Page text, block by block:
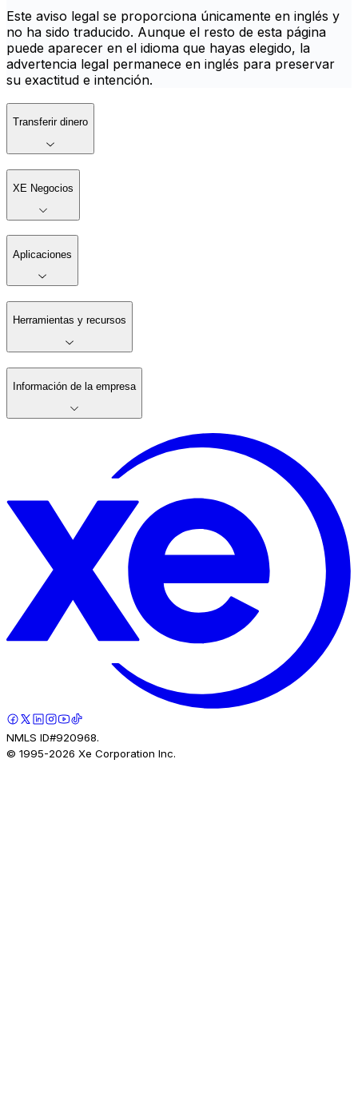
Este aviso legal se proporciona únicamente en inglés y
no ha sido traducido. Aunque el resto de esta página
puede aparecer en el idioma que hayas elegido, la
advertencia legal permanece en inglés para preservar
su exactitud e intención.
Transferir dinero
XE Negocios
Aplicaciones
Herramientas y recursos
Información de la empresa
NMLS ID#920968.
© 1995-2026 Xe Corporation Inc.